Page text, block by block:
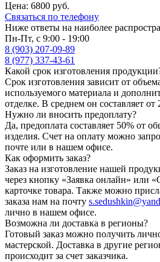
Цена: 6800 руб.
Связаться по телефону
Ниже ответы на наиболее
Пн-Пт, с 9:00 - 19:00
8 (903) 207-09-89
8 (977) 337-43-61
Какой срок изготовления
Срок изготовления зависит от
используемого материала и
отделке. В среднем он составляет от
Нужно ли вносить предоплату?
Да, предоплата составляет 50% от
изделия. Счет на оплату можно
почте или в нашем офисе.
Как оформить заказ?
Заказ на изготовление нашей
через кнопку «Заявка онлайн» или
карточке товара. Также можно
заказа нам на почту
лично в нашем офисе.
Возможна ли доставка в регионы?
Готовый заказ можно получить
мастерской. Доставка в другие
происходит за счет заказчика.